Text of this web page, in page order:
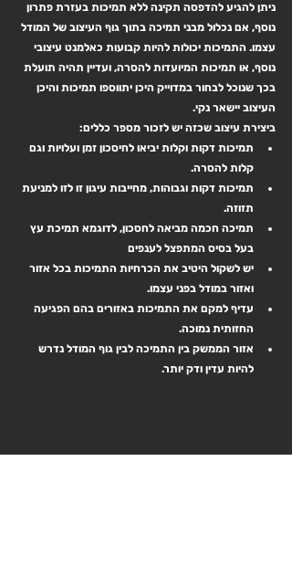
ניתן להגיע להדפסה תקינה ללא תמיכות בעזרת פתרון
נוסף, אם נכלול מבני תמיכה בתוך גוף העיצוב של המודל
עצמו. התמיכות יכולות להיות קבועות כאלמנט עיצובי
נוסף, או תמיכות המיועדות להסרה, ועדיין תהיה תועלת
בכך שנוכל לבחור במדוייק היכן יתווספו תמיכות והיכן
העיצוב יישאר נקי.
ביצירת עיצוב שכזה יש לזכור מספר כללים:
תמיכות דקות וקלות יביאו לחיסכון זמן ועלויות וגם
קלות להסרה.
תמיכות דקות וגבוהות, מחייבות עיגון זו לזו למניעת
תזוזה.
תמיכה חכמה מביאה לחסכון, לדוגמא תמיכת עץ
בעל בסיס המתפצל לענפים
יש לשקול היטיב את הכרחיות התמיכות בכל אזור
ואזור במודל בפני עצמו.
עדיף למקם את התמיכות באזורים בהם הפגיעה
החזותית נמוכה.
אזור הממשק בין התמיכה לבין גוף המודל נדרש
להיות עדין ודק יותר.